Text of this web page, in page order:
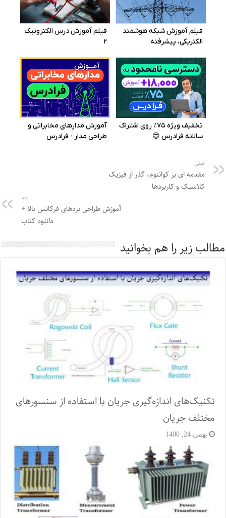
قبلی
مقدمه ای بر کوانتوم، گذر از فیزیک
کلاسیک و کاربردها
بعد
آموزش طراحی بردهای فرکانس بالا +
دانلود کتاب
مطالب زیر را هم بخوانید
تکنیک‌های اندازه‌گیری جریان با استفاده از سنسورهای
مختلف جریان
بهمن 24, 1400